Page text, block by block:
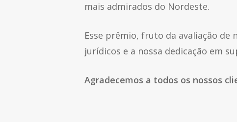
mais admirados do Nordeste.
Esse prêmio, fruto da avaliação de
jurídicos e a nossa dedicação em
Agradecemos a todos os nossos